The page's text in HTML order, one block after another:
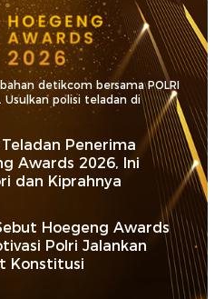
detikcom bersama POLRI
Usulkan polisi teladan di
Penerima
Awards 2026, Ini
dan Kiprahnya
Hoegeng Awards
Polri Jalankan
Konstitusi